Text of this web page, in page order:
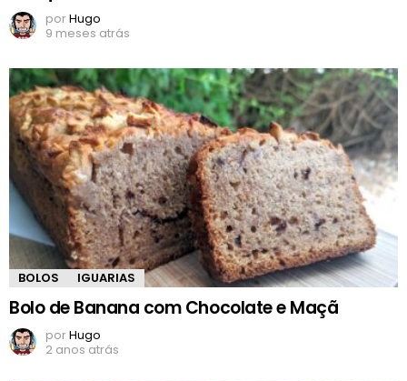
porHugo
9 meses atrás
BOLOS IGUARIAS
Bolo de Banana com Chocolate e Maçã
porHugo
2 anos atrás